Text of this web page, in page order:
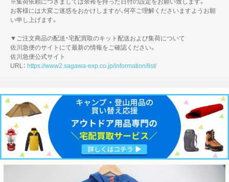
お客様には大変ご迷惑をおかけしますが、何卒ご理解くださいますようお願
い申し上げます。
▼ご注文商品の配送・宅配買取のキット配送および集荷について
佐川急便のサイトにて最新の情報をご確認ください。
佐川急便公式サイト
URL： https://www2.sagawa-exp.co.jp/information/list/